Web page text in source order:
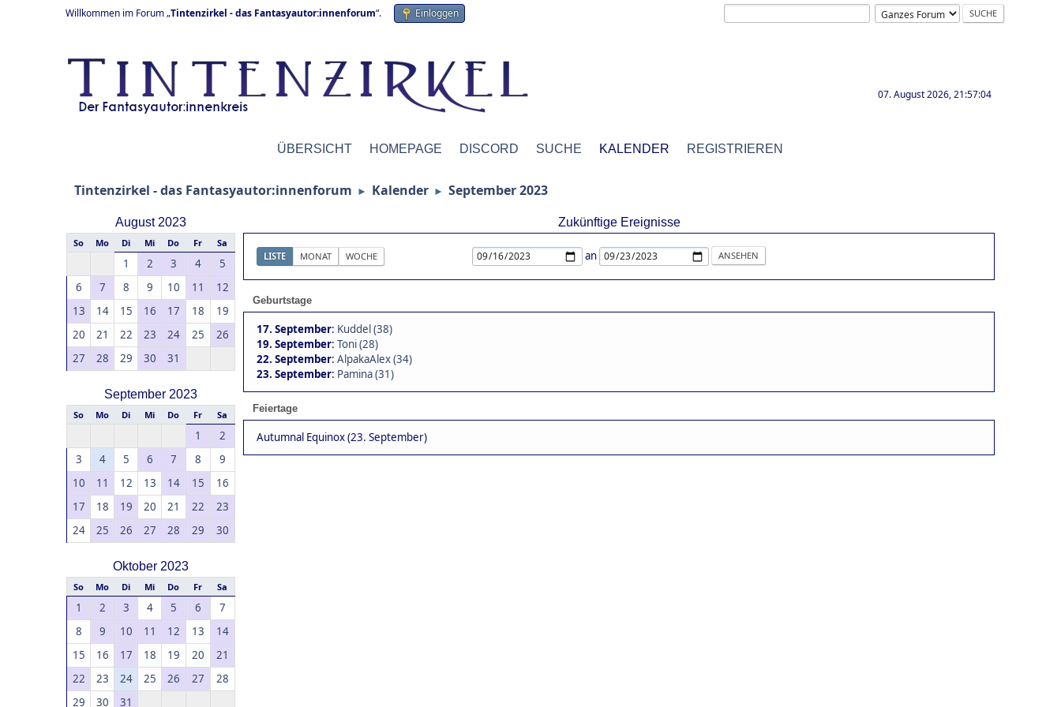
Willkommen im Forum „Tintenzirkel - das Fantasyautor:innenforum“. Einloggen
07. August 2026, 21:57:04
ÜBERSICHT HOMEPAGE DISCORD SUCHE KALENDER REGISTRIEREN
Tintenzirkel - das Fantasyautor:innenforum ► Kalender ► September 2023
August 2023
So Mo Di Mi Do Fr Sa
1 2 3 4
5
6
7 8 9 10 11
12
13
14 15 16 17 18
19
20
21 22 23 24 25
26
27
28 29 30 31
September 2023
So Mo Di Mi Do Fr Sa
1
2
3
4 5 6 7 8
9
10
11 12 13 14 15
16
17
18 19 20 21 22
23
24
25 26 27 28 29 30
Oktober 2023
So Mo Di Mi Do Fr Sa
1 2 3 4 5 6
7
8
9 10 11 12 13
14
15
16 17 18 19 20
21
22
23 24 25 26 27
28
29
30 31
Zukünftige Ereignisse
LISTE MONAT WOCHE an
Geburtstage
17. September: Kuddel (38)
19. September: Toni (28)
22. September: AlpakaAlex (34)
23. September: Pamina (31)
Feiertage
Autumnal Equinox (23. September)